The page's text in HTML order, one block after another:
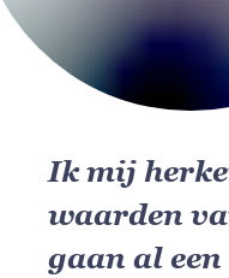
Ik mij
waarden
gaan al